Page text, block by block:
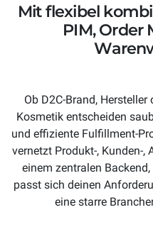
Mit flexibel
PIM, Order
Ob D2C-Brand,
Kosmetik entscheiden
und effiziente Fulfillment-
vernetzt Produkt-, Kunden-
einem zentralen
passt sich deinen
eine starre